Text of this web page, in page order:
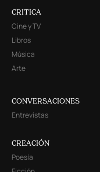
CRITICA
Cine y TV
Libros
Música
Arte
CONVERSACIONES
Entrevistas
CREACIÓN
Poesía